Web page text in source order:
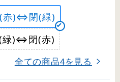
赤)⇔閉(緑)
緑)⇔閉(赤)
全ての商品4を見る